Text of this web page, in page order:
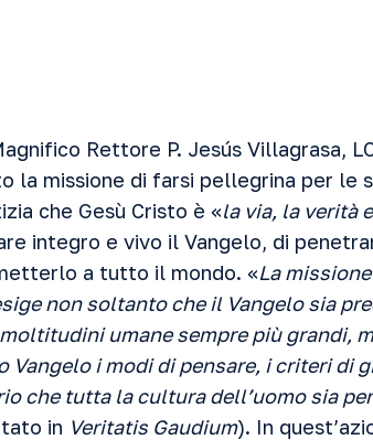
Rettore P. Jesús Villagrasa,
la missione di farsi pellegrina per le
che Gesù Cristo è «la via, la verità
integro e vivo il Vangelo, di
a tutto il mondo. «La
non soltanto che il Vangelo sia
umane sempre più grandi,
i modi di pensare, i criteri di
che tutta la cultura dell’uomo sia
in Veritatis Gaudium). In